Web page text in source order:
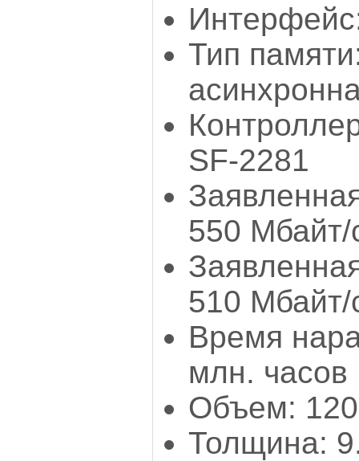
Тип
SF-2281
550 Мбайт/
510 Мбайт/
Время
млн. часов
Объем:
Толщина: